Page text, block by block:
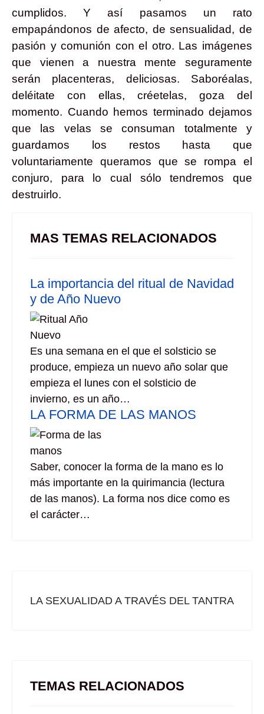
cumplidos. Y así pasamos un rato
empapándonos de afecto, de sensualidad, de
pasión y comunión con el otro. Las imágenes
que vienen a nuestra mente seguramente
serán placenteras, deliciosas. Saboréalas,
deléitate con ellas, créetelas, goza del
momento. Cuando hemos terminado dejamos
que las velas se consuman totalmente y
guardamos los restos hasta que
voluntariamente queramos que se rompa el
conjuro, para lo cual sólo tendremos que
destruirlo.
MAS TEMAS RELACIONADOS
La importancia del ritual de Navidad
y de Año Nuevo
Es una semana en el que el solsticio se
produce, empieza un nuevo año solar que
empieza el lunes con el solsticio de
invierno, es un año…
LA FORMA DE LAS MANOS
Saber, conocer la forma de la mano es lo
más importante en la quirimancia (lectura
de las manos). La forma nos dice como es
el carácter…
LA SEXUALIDAD A TRAVÉS DEL TANTRA
TEMAS RELACIONADOS